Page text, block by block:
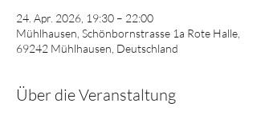
24. Apr. 2026, 19:30 – 22:00
Mühlhausen, Schönbornstrasse 1a Rote Halle,
69242 Mühlhausen, Deutschland
Über die Veranstaltung